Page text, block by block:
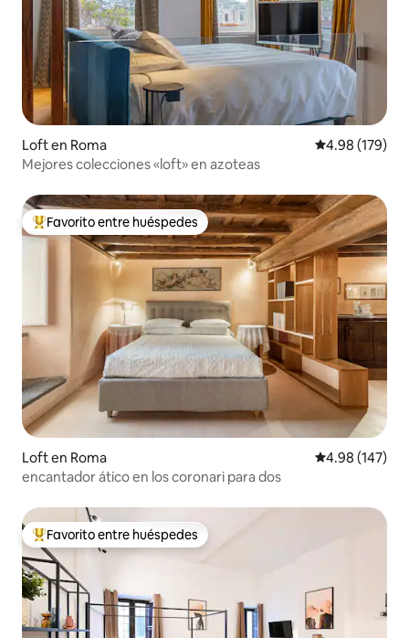
Loft en Roma Calificación
4.98 (179)
Mejores colecciones «loft» en azoteas
De los mejores en Favorito entre huéspedes
Favorito entre huéspedes
Loft en Roma Calificación
4.98 (147)
encantador ático en los coronari para dos
De los mejores en Favorito entre huéspedes
Favorito entre huéspedes